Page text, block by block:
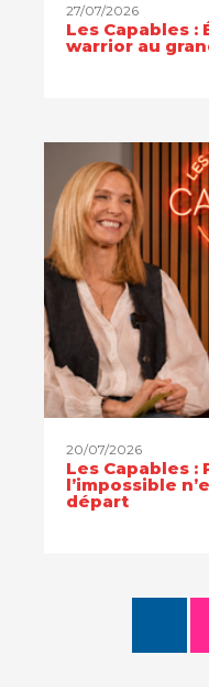
27/07/2026
Les Capables :
warrior au
20/07/2026
Les Capables :
l’impossible
départ